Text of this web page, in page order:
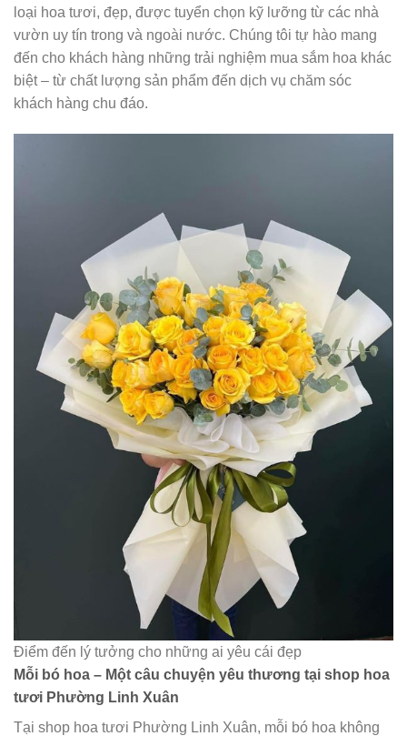
loại hoa tươi, đẹp, được tuyển chọn kỹ lưỡng từ các nhà
vườn uy tín trong và ngoài nước. Chúng tôi tự hào mang
đến cho khách hàng những trải nghiệm mua sắm hoa khác
biệt – từ chất lượng sản phẩm đến dịch vụ chăm sóc
khách hàng chu đáo.
Điểm đến lý tưởng cho những ai yêu cái đẹp
Mỗi bó hoa – Một câu chuyện yêu thương tại shop hoa
tươi Phường Linh Xuân
Tại shop hoa tươi Phường Linh Xuân, mỗi bó hoa không